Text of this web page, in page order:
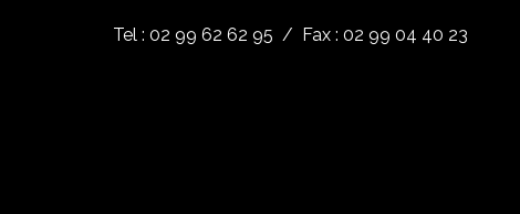
Tel : 02 99 62 62 95 / Fax : 02 99 04 40 23